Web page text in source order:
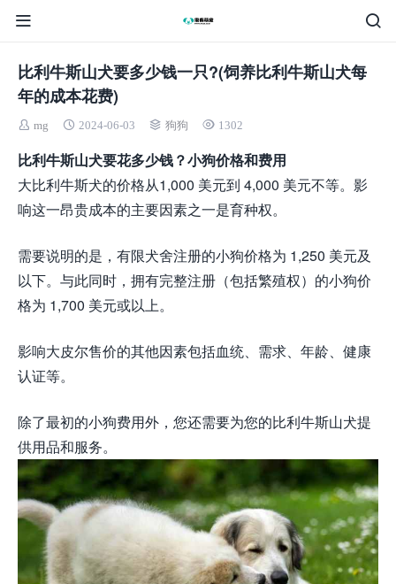
比利牛斯山犬要多少钱一只?(饲养比利牛斯山犬每
年的成本花费)
mg 2024-06-03 狗狗 1302
比利牛斯山犬要花多少钱？小狗价格和费用
大比利牛斯犬的价格从1,000 美元到 4,000 美元不等。影
响这一昂贵成本的主要因素之一是育种权。
需要说明的是，有限犬舍注册的小狗价格为 1,250 美元及
以下。与此同时，拥有完整注册（包括繁殖权）的小狗价
格为 1,700 美元或以上。
影响大皮尔售价的其他因素包括血统、需求、年龄、健康
认证等。
除了最初的小狗费用外，您还需要为您的比利牛斯山犬提
供用品和服务。